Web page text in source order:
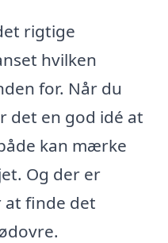
rigtige
hvilken
for. Når du
det en god idé at
kan mærke
Og der er
at finde det